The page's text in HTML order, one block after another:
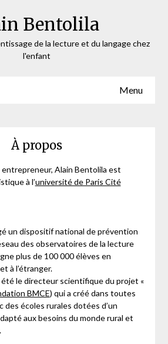
Bentolila
de la lecture et du langage chez
l'enfant
Menu
À propos
entrepreneur, Alain Bentolila est
à l’université de Paris Cité
un dispositif national de prévention
des observatoires de la lecture
plus de 100 000 élèves en
à l’étranger.
été le directeur scientifique du projet «
BMCE) qui a créé dans toutes
des écoles rurales dotées d’un
aux besoins du monde rural et